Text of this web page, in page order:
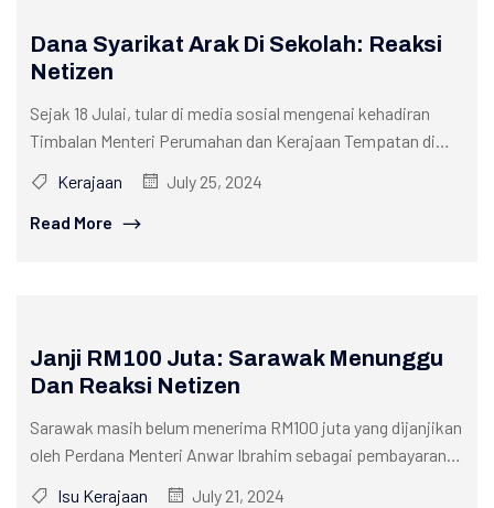
Dana Syarikat Arak Di Sekolah: Reaksi
Netizen
Sejak 18 Julai, tular di media sosial mengenai kehadiran
Timbalan Menteri Perumahan dan Kerajaan Tempatan di
Konsert Amal Pendidikan yang...
Kerajaan
July 25, 2024
Read More
Janji RM100 Juta: Sarawak Menunggu
Dan Reaksi Netizen
Sarawak masih belum menerima RM100 juta yang dijanjikan
oleh Perdana Menteri Anwar Ibrahim sebagai pembayaran
balik dana untuk baik pulih...
Isu Kerajaan
July 21, 2024